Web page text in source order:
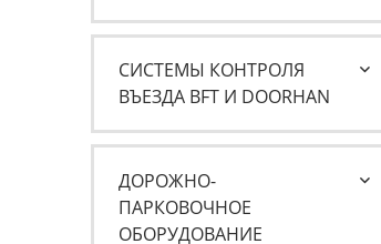
СИСТЕМЫ КОНТРОЛЯ
ВЪЕЗДА BFT И DOORHAN
ДОРОЖНО-
ПАРКОВОЧНОЕ
ОБОРУДОВАНИЕ